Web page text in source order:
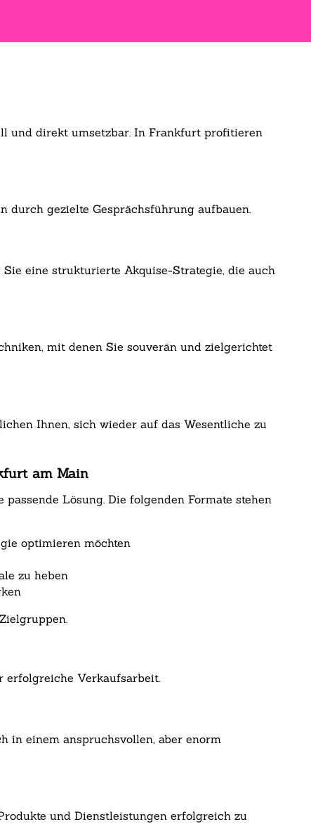
und direkt umsetzbar. In Frankfurt profitieren
durch gezielte Gesprächsführung aufbauen.
eine strukturierte Akquise-Strategie, die auch
mit denen Sie souverän und zielgerichtet
Ihnen, sich wieder auf das Wesentliche zu
am Main
Lösung. Die folgenden Formate stehen
optimieren möchten
zu heben
erfolgreiche Verkaufsarbeit.
in einem anspruchsvollen, aber enorm
und Dienstleistungen erfolgreich zu